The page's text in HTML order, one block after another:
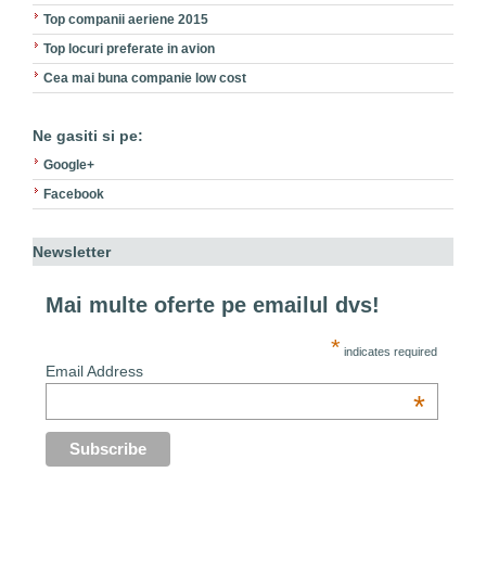
Top companii aeriene 2015
Top locuri preferate in avion
Cea mai buna companie low cost
Ne gasiti si pe:
Google+
Facebook
Newsletter
Mai multe oferte pe emailul dvs!
* indicates required
Email Address
*